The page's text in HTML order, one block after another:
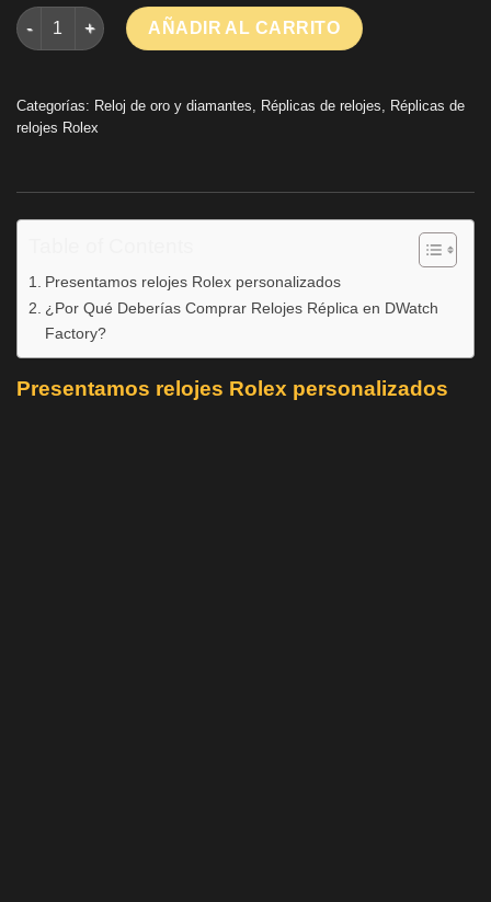
Rolex Cosmograph Daytona 126509 Calibre envuelto en oro
AÑADIR AL CARRITO
Categorías: Reloj de oro y diamantes, Réplicas de relojes, Réplicas de
relojes Rolex
Presentamos relojes Rolex personalizados
¿Por Qué Deberías Comprar Relojes Réplica en DWatch
Factory?
Presentamos relojes Rolex personalizados